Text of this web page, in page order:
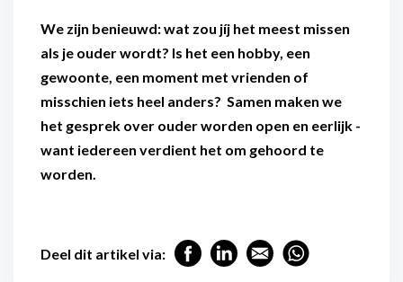
We zijn benieuwd: wat zou jíj het meest missen
als je ouder wordt? Is het een hobby, een
gewoonte, een moment met vrienden of
misschien iets heel anders? Samen maken we
het gesprek over ouder worden open en eerlijk -
want iedereen verdient het om gehoord te
worden.
Deel dit artikel via: